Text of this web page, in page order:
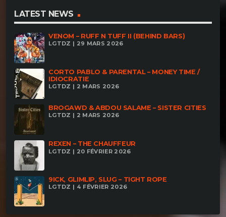
LATEST NEWS
VENOM – RUFF N TUFF II (BEHIND BARS)
LGTDZ | 29 MARS 2026
CORTO PABLO & PARENTAL – MONEY TIME /
IDIOCRATIE
LGTDZ | 2 MARS 2026
BROGAWD & ABDOU SALAME – SISTER CITIES
LGTDZ | 2 MARS 2026
REXEN – THE CHAUFFEUR
LGTDZ | 20 FÉVRIER 2026
9ICK, GLIMLIP, SLUG – TIGHT ROPE
LGTDZ | 4 FÉVRIER 2026